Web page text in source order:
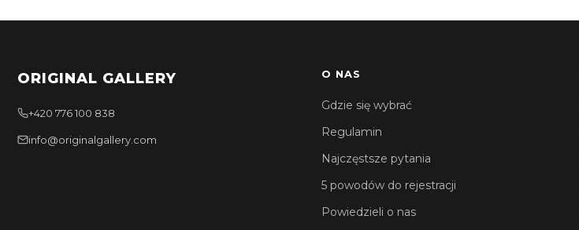
ORIGINAL GALLERY
+420 776 100 838
info@originalgallery.com
O NAS
Gdzie się wybrać
Regulamin
Najczęstsze pytania
5 powodów do rejestracji
Powiedzieli o nas